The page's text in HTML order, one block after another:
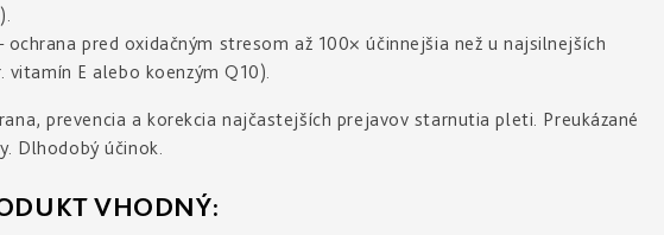
ochrana pred oxidačným stresom až 100× účinnejšia než u najsilnejších
E alebo koenzým Q10).
prevencia a korekcia najčastejších prejavov starnutia pleti. Preukázané
Dlhodobý účinok.
VHODNÝ: